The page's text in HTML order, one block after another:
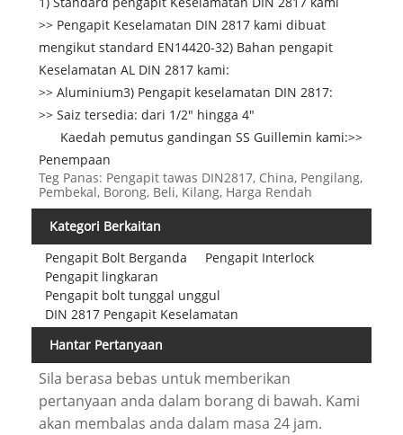
>> Pengapit Keselamatan DIN 2817 kami dibuat
mengikut standard EN14420-32) Bahan pengapit
Keselamatan AL DIN 2817 kami:
>> Aluminium3) Pengapit keselamatan DIN 2817:
>> Saiz tersedia: dari 1/2" hingga 4"
Kaedah pemutus gandingan SS Guillemin kami:>>
Penempaan
Teg Panas: Pengapit tawas DIN2817, China, Pengilang,
Pembekal, Borong, Beli, Kilang, Harga Rendah
Kategori Berkaitan
Pengapit Bolt Berganda
Pengapit Interlock
Pengapit lingkaran
Pengapit bolt tunggal unggul
DIN 2817 Pengapit Keselamatan
Hantar Pertanyaan
Sila berasa bebas untuk memberikan
pertanyaan anda dalam borang di bawah. Kami
akan membalas anda dalam masa 24 jam.